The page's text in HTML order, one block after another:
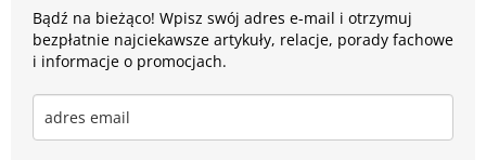
Bądź na bieżąco! Wpisz swój adres e-mail i otrzymuj
bezpłatnie najciekawsze artykuły, relacje, porady fachowe
i informacje o promocjach.